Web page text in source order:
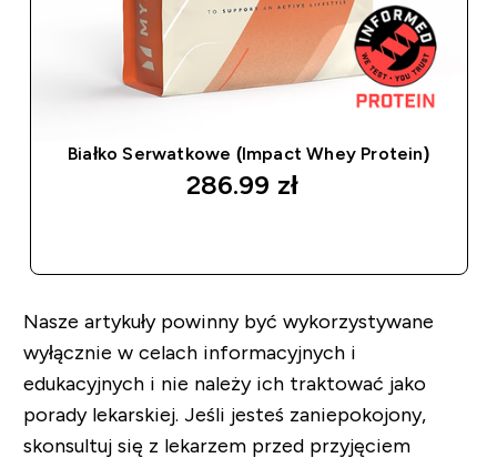
Białko Serwatkowe (Impact Whey Protein)
286.99 zł‎
Nasze artykuły powinny być wykorzystywane
wyłącznie w celach informacyjnych i
edukacyjnych i nie należy ich traktować jako
porady lekarskiej. Jeśli jesteś zaniepokojony,
skonsultuj się z lekarzem przed przyjęciem